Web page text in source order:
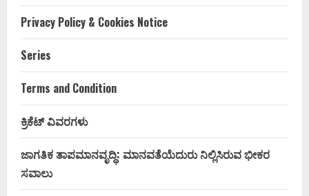
Privacy Policy & Cookies Notice
Series
Terms and Condition
ಕ್ರಿಕೆಟ್ ವಿವರಗಳು
ಜಾಗತಿಕ ತಾಪಮಾನವೃದ್ಧಿ: ಮಾನವತೆಯೆದುರು ನಿಲ್ಲಿಸಿರುವ ಭೀಕರ
ಸವಾಲು